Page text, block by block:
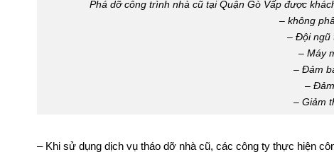
Lợi ích khách hàng nhận được
Phá dỡ công trình nhà cũ tại Quận Gò Vấp được
– không
– Đội ngũ
– Máy
– Giảm